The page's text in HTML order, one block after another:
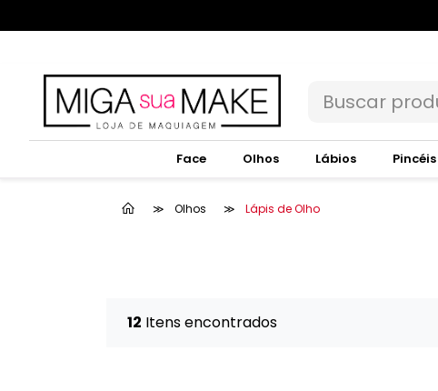
Face Olhos Lábios Pincéis
Olhos Lápis de Olho
12 Itens encontrados